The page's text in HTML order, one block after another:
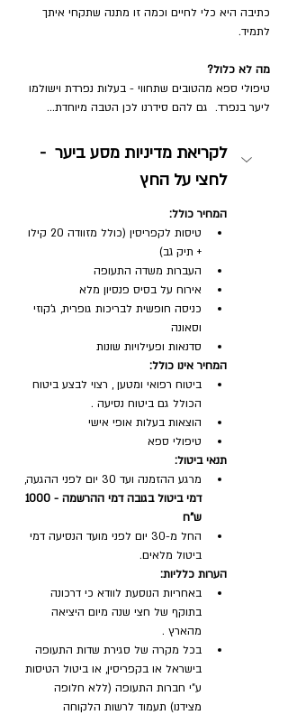
כתיבה היא כלי לחיים וכמה זו מתנה שתקחי איתך
לתמיד.
מה לא כלול?
טיפולי ספא מהטובים שתחווי - בעלות נפרדת וישולמו
ליער בנפרד.  גם להם סידרנו לכן הטבה מיוחדת...
לקריאת מדיניות מסע ביער  -
לחצי על החץ
המחיר כולל:
טיסות לקפריסין (כולל מזוודה 20 קילו
+ תיק גב)
העברות משדה התעופה
אירוח על בסיס פנסיון מלא
כניסה חופשית לבריכות גופרית, ג'קוזי
וסאונה
סדנאות ופעילויות שונות
המחיר אינו כולל:
ביטוח רפואי ומטען , רצוי לבצע ביטוח
הכולל גם ביטוח נסיעה .
הוצאות בעלות אופי אישי
טיפולי ספא
תנאי ביטול:
מרגע ההזמנה ועד 30 יום לפני ההגעה,
ש"ח
החל מ-30 יום לפני מועד הנסיעה דמי
ביטול מלאים.
הערות כלליות:
באחריות הנוסעת לוודא כי דרכונה
בתוקף של חצי שנה מיום היציאה
מהארץ .
בכל מקרה של סגירת שדות התעופה
בישראל או בקפריסין, או ביטול הטיסות
ע"י חברות התעופה (ללא חלופה
מצידנו) תעמוד לרשות הלקוחה